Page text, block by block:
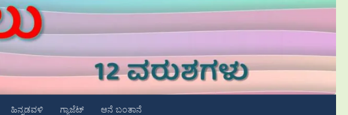
ಹಿನ್ನಡವಳಿ ಗ್ಯಾಜೆಟ್ ಆನೆ ಬಂತಾನೆ